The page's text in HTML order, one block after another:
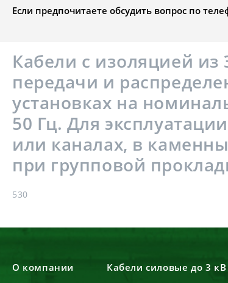
Если предпочитаете обсудить вопрос по
Кабели с изоляцией
передачи и
установках на
50 Гц. Для
или каналах, в
при групповой
530
О компании
Кабели силовые до 3 кВ